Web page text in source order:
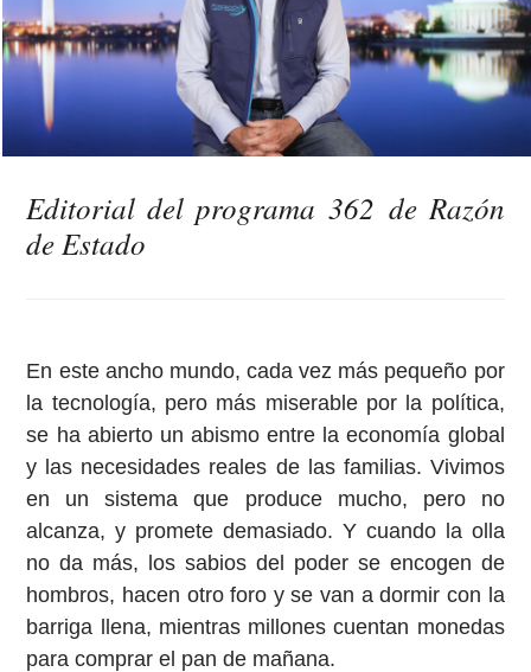
Editorial del programa 362 de Razón
de Estado
En este ancho mundo, cada vez más pequeño por
la tecnología, pero más miserable por la política,
se ha abierto un abismo entre la economía global
y las necesidades reales de las familias. Vivimos
en un sistema que produce mucho, pero no
alcanza, y promete demasiado. Y cuando la olla
no da más, los sabios del poder se encogen de
hombros, hacen otro foro y se van a dormir con la
barriga llena, mientras millones cuentan monedas
para comprar el pan de mañana.